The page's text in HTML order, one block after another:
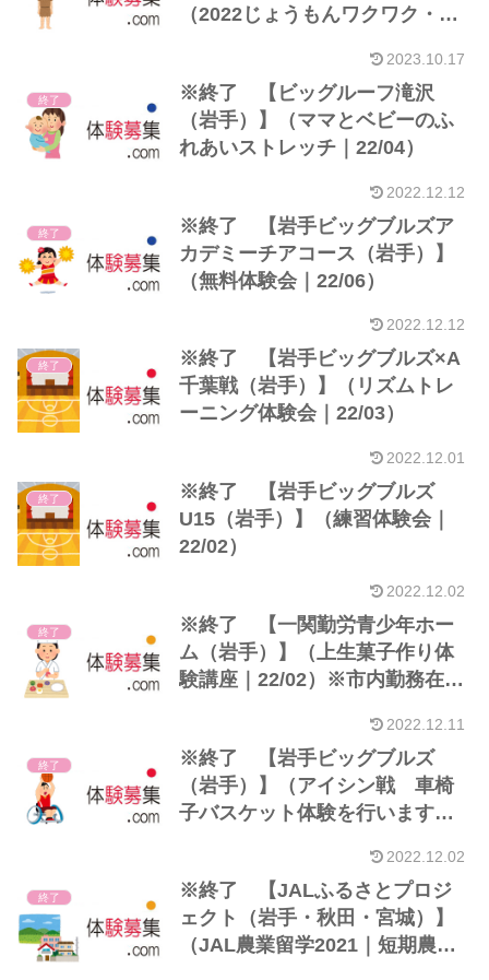
（2022じょうもんワクワク・ド
2023.10.17
終了
※終了 【ビッグルーフ滝沢
（岩手）】（ママとベビーのふ
れあいストレッチ｜22/04）
2022.12.12
終了
※終了 【岩手ビッグブルズア
カデミーチアコース（岩手）】
（無料体験会｜22/06）
2022.12.12
終了
※終了 【岩手ビッグブルズ×A
千葉戦（岩手）】（リズムトレ
ーニング体験会｜22/03）
2022.12.01
終了
※終了 【岩手ビッグブルズ
U15（岩手）】（練習体験会｜
22/02）
2022.12.02
終了
※終了 【一関勤労青少年ホー
ム（岩手）】（上生菓子作り体
験講座｜22/02）※市内勤務在住
2022.12.11
終了
※終了 【岩手ビッグブルズ
（岩手）】（アイシン戦 車椅
子バスケット体験を行います！
2022.12.02
終了
※終了 【JALふるさとプロジ
ェクト（岩手・秋田・宮城）】
（JAL農業留学2021｜短期農業